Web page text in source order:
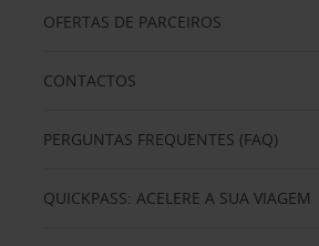
OFERTAS DE PARCEIROS
CONTACTOS
PERGUNTAS FREQUENTES (FAQ)
QUICKPASS: ACELERE A SUA VIAGEM